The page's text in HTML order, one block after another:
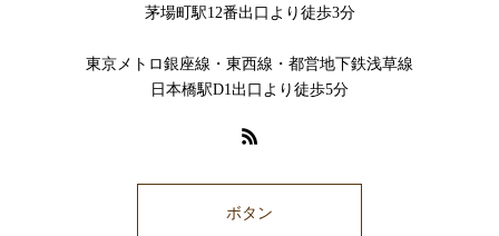
茅場町駅12番出口より徒歩3分
東京メトロ銀座線・東西線・都営地下鉄浅草線
日本橋駅D1出口より徒歩5分
ボタン